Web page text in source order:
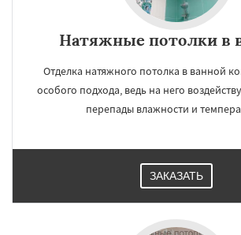
Натяжные потолки в
Отделка натяжного потолка в ванной
особого подхода, ведь на него
перепады влажности и
ЗАКАЗАТЬ